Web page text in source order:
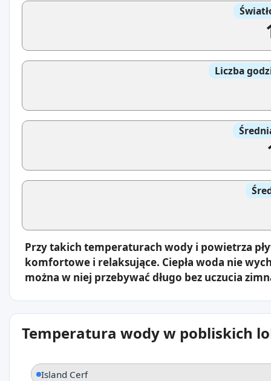
Liczba
Przy takich temperaturach wody i powietrza
komfortowe i relaksujące. Ciepła woda nie
można w niej przebywać długo bez uczucia
Temperatura wody w pobliskich
Island Cerf